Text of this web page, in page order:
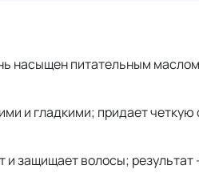
питательным маслом
и гладкими; придает
и защищает волосы;